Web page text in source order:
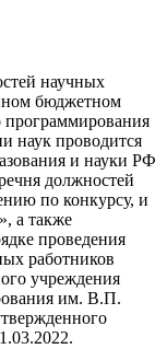
научных
бюджетном
программирования
наук проводится
и науки РФ
должностей
по конкурсу, и
а также
проведения
работников
учреждения
им. В.П.